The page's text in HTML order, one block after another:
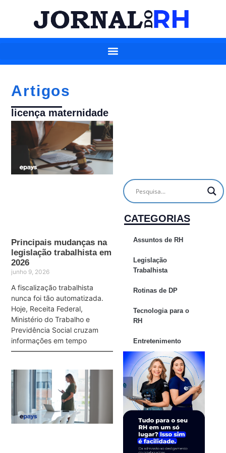
Artigos
licença maternidade
Principais mudanças na
legislação trabalhista em
2026
junho 9, 2026
A fiscalização trabalhista
nunca foi tão automatizada.
Hoje, Receita Federal,
Ministério do Trabalho e
Previdência Social cruzam
informações em tempo
CATEGORIAS
Assuntos de RH
Legislação
Trabalhista
Rotinas de DP
Tecnologia para o
RH
Entretenimento